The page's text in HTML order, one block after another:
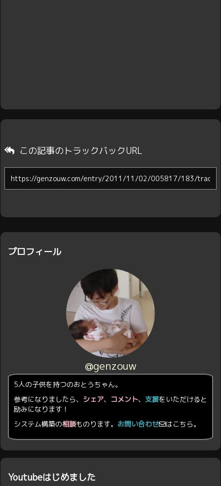
この記事のトラックバックURL
プロフィール
@genzouw
5人の子供を持つのおとうちゃん。
参考になりましたら、 シェア、 コメント、 支援をいただけると
励みになります！
システム構築の相談ものります。 お問い合わせ はこちら。
Youtubeはじめました